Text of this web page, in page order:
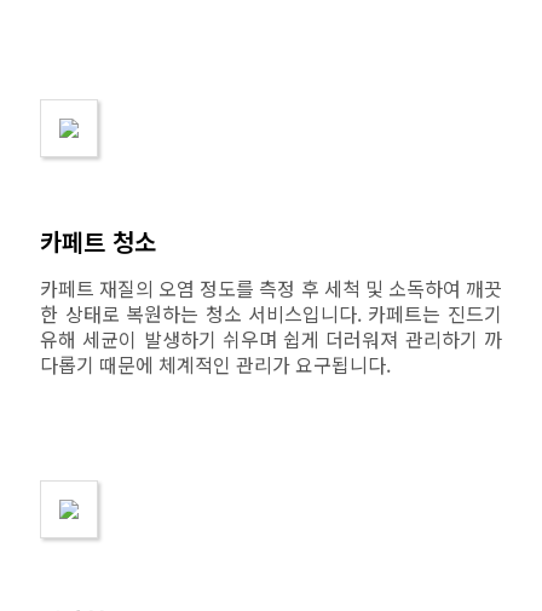
카페트 청소
카페트 재질의 오염 정도를 측정 후 세척 및 소독하여 깨끗
한 상태로 복원하는 청소 서비스입니다. 카페트는 진드기
유해 세균이 발생하기 쉬우며 쉽게 더러워져 관리하기 까
다롭기 때문에 체계적인 관리가 요구됩니다.